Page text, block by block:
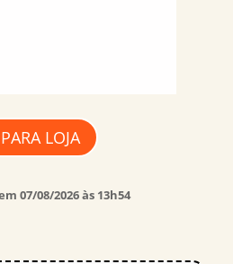
LOJA
07/08/2026 às 13h54